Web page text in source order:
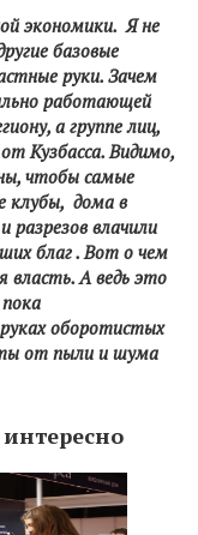
экономики. Я не
базовые
руки. Зачем
работающей
а группе лиц,
Кузбасса. Видимо,
чтобы самые
клубы, дома в
разрезов влачили
благ . Вот о чем
власть. А ведь это
оборотистых
от пыли и шума